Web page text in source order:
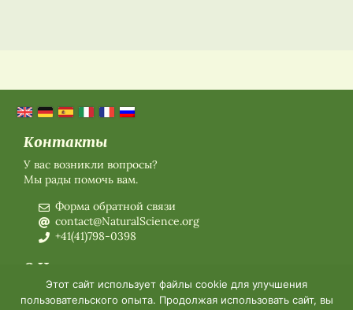
Контакты
У вас возникли вопросы?
Мы рады помочь вам.
Форма обратной связи
contact@NaturalScience.org
+41(41)798-0398
О Нас
О нас
Членское Заявление на 2026 год
Этот сайт использует файлы cookie для улучшения
пользовательского опыта. Продолжая использовать сайт, вы